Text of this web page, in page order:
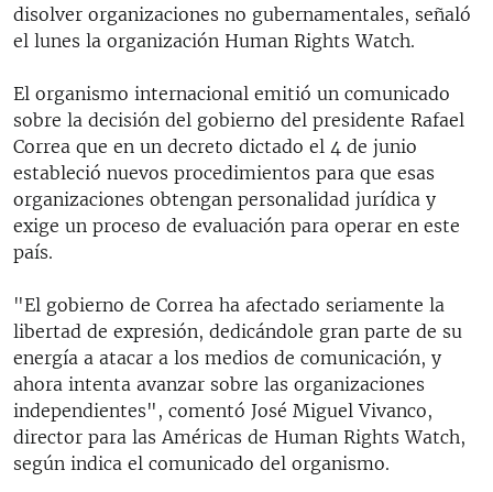
DESINFORMACIÓN RUSA EN AMÉRICA LATINA
LA INVASIÓN DE RUSIA A UCRANIA
disolver organizaciones no gubernamentales, señaló
el lunes la organización Human Rights Watch.
El organismo internacional emitió un comunicado
sobre la decisión del gobierno del presidente Rafael
Correa que en un decreto dictado el 4 de junio
estableció nuevos procedimientos para que esas
organizaciones obtengan personalidad jurídica y
exige un proceso de evaluación para operar en este
país.
"El gobierno de Correa ha afectado seriamente la
libertad de expresión, dedicándole gran parte de su
energía a atacar a los medios de comunicación, y
ahora intenta avanzar sobre las organizaciones
independientes", comentó José Miguel Vivanco,
director para las Américas de Human Rights Watch,
según indica el comunicado del organismo.